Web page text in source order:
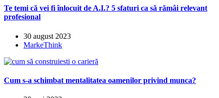
Te temi că vei fi înlocuit de A.I.? 5 sfaturi ca să rămâi relevant
profesional
30 august 2023
MarkeThink
Cum s-a schimbat mentalitatea oamenilor privind munca?